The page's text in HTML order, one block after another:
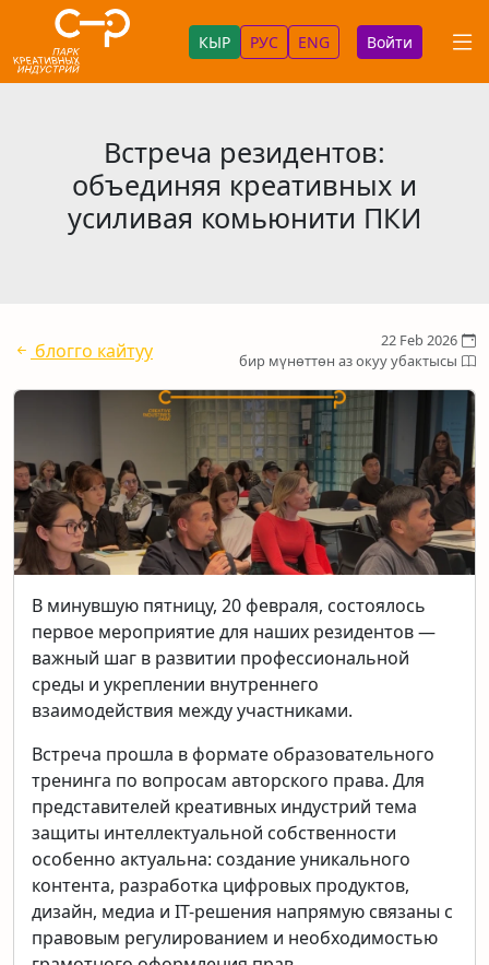
КЫР РУС ENG Войти
Встреча резидентов:
объединяя креативных и
усиливая комьюнити ПКИ
блогго кайтуу
22 Feb 2026
бир мүнөттөн аз окуу убактысы
В минувшую пятницу, 20 февраля, состоялось
первое мероприятие для наших резидентов —
важный шаг в развитии профессиональной
среды и укреплении внутреннего
взаимодействия между участниками.
Встреча прошла в формате образовательного
тренинга по вопросам авторского права. Для
представителей креативных индустрий тема
защиты интеллектуальной собственности
особенно актуальна: создание уникального
контента, разработка цифровых продуктов,
дизайн, медиа и IT-решения напрямую связаны с
правовым регулированием и необходимостью